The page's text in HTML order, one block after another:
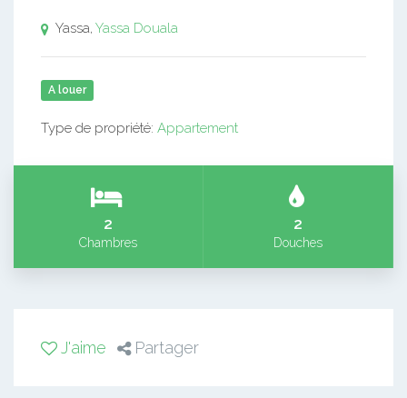
Yassa, Yassa Douala
A louer
Type de propriété: Appartement
2
Chambres
2
Douches
J'aime Partager